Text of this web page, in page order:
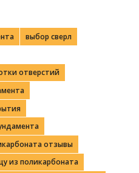
выбор сверл
отверстий
отзывы
из поликарбоната